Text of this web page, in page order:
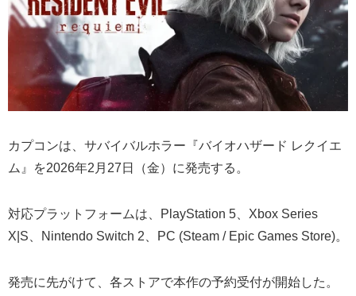
カプコンは、サバイバルホラー『バイオハザード レクイエ
ム』を2026年2月27日（金）に発売する。
対応プラットフォームは、PlayStation 5、Xbox Series
X|S、Nintendo Switch 2、PC (Steam / Epic Games Store)。
発売に先がけて、各ストアで本作の予約受付が開始した。